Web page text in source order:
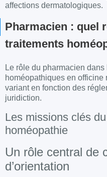
affections dermatologiques.
Pharmacien : quel
traitements
Le rôle du pharmacien dans
homéopathiques en officine
variant en fonction des
juridiction.
Les missions clés
homéopathie
Un rôle central de
d’orientation